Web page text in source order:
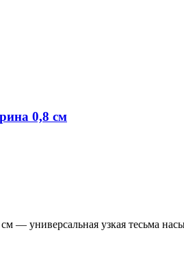
0,8 см
— универсальная узкая тесьма